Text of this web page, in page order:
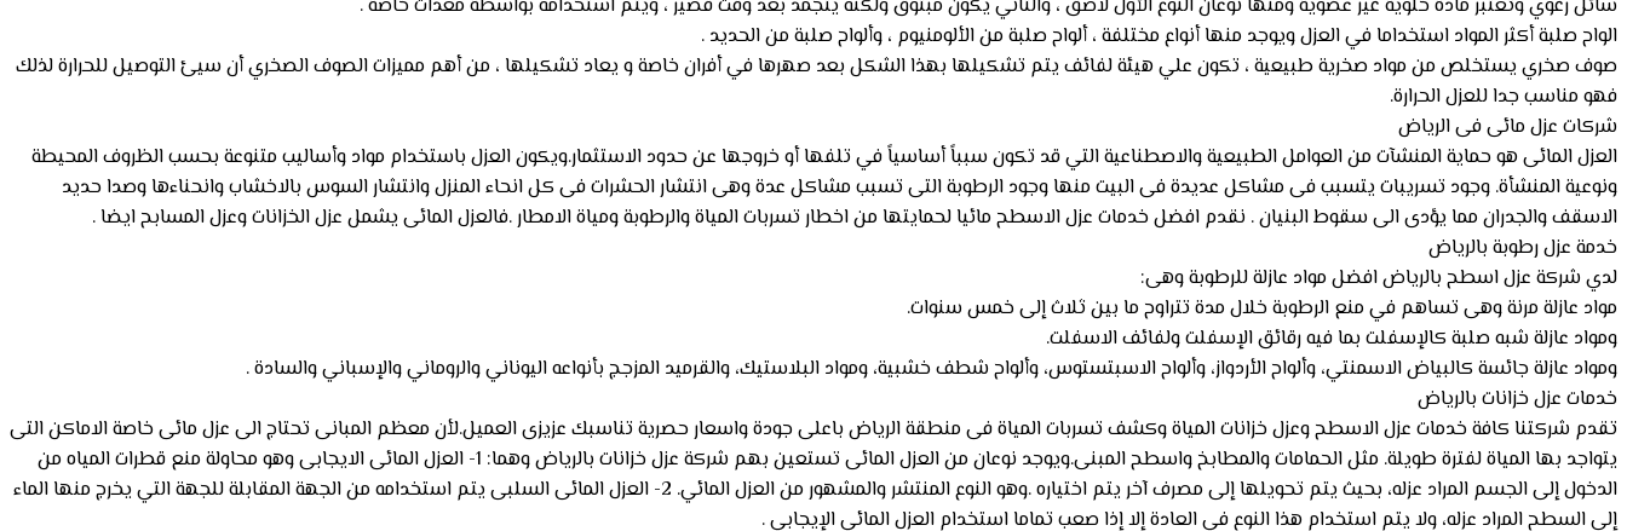
سائل رغوي وتعتبر مادة خلوية غير عضوية ومنها نوعان النوع الأول لاصق ، والثاني يكون مبثوق ولكنه يتجمد بعد وقت قصير ، ويتم استخدامه بواسطة معدات خاصة .
الواح صلبة أكثر المواد استخداما في العزل ويوجد منها أنواع مختلفة ، ألواح صلبة من الألومنيوم ، وألواح صلبة من الحديد .
صوف صخري يستخلص من مواد صخرية طبيعية ، تكون علي هيئة لفائف يتم تشكيلها بهذا الشكل بعد صهرها في أفران خاصة و يعاد تشكيلها ، من أهم مميزات الصوف الصخري أن سيئ التوصيل للحرارة لذلك
فهو مناسب جدا للعزل الحرارة.
شركات عزل مائى فى الرياض
العزل المائى هو حماية المنشآت من العوامل الطبيعية والاصطناعية التي قد تكون سبباً أساسياً في تلفها أو خروجها عن حدود الاستثمار.ويكون العزل باستخدام مواد وأساليب متنوعة بحسب الظروف المحيطة
ونوعية المنشأة. وجود تسريبات يتسبب فى مشاكل عديدة فى البيت منها وجود الرطوبة التى تسبب مشاكل عدة وهى انتشار الحشرات فى كل انحاء المنزل وانتشار السوس بالاخشاب وانحناءها وصدا حديد
الاسقف والجدران مما يؤدى الى سقوط البنيان . نقدم افضل خدمات عزل الاسطح مائيا لحمايتها من اخطار تسربات المياة والرطوبة ومياة الامطار .فالعزل المائى يشمل عزل الخزانات وعزل المسابح ايضا .
خدمة عزل رطوبة بالرياض
لدي شركة عزل اسطح بالرياض افضل مواد عازلة للرطوبة وهى:
مواد عازلة مرنة وهى تساهم في منع الرطوبة خلال مدة تتراوح ما بين ثلاث إلى خمس سنوات.
ومواد عازلة شبه صلبة كالإسفلت بما فيه رقائق الإسفلت ولفائف الاسفلت.
ومواد عازلة جائسة كالبياض الاسمنتي، وألواح الأردواز، وألواح الاسبتستوس، وألواح شطف خشبية، ومواد البلاستيك، والقرميد المزجج بأنواعه اليوناني والروماني والإسباني والسادة .
خدمات عزل خزانات بالرياض
تقدم شركتنا كافة خدمات عزل الاسطح وعزل خزانات المياة وكشف تسربات المياة فى منطقة الرياض باعلى جودة واسعار حصرية تناسبك عزيزى العميل.لأن معظم المبانى تحتاج الى عزل مائى خاصة الاماكن التى
يتواجد بها المياة لفترة طويلة. مثل الحمامات والمطابخ واسطح المبنى.ويوجد نوعان من العزل المائى تستعين بهم شركة عزل خزانات بالرياض وهما: 1- العزل المائى الايجابى وهو محاولة منع قطرات المياه من
الدخول إلى الجسم المراد عزله، بحيث يتم تحويلها إلى مصرف آخر يتم اختياره .وهو النوع المنتشر والمشهور من العزل المائي. 2- العزل المائى السلبى يتم استخدامه من الجهة المقابلة للجهة التي يخرج منها الماء
إلى السطح المراد عزله، ولا يتم استخدام هذا النوع في العادة إلا إذا صعب تماما استخدام العزل المائي الإيجابي .